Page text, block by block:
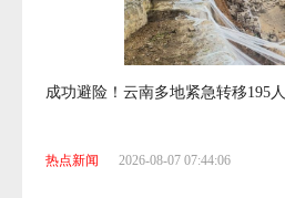
成功避险！云南多地紧急转移195人
热点新闻 2026-08-07 07:44:06